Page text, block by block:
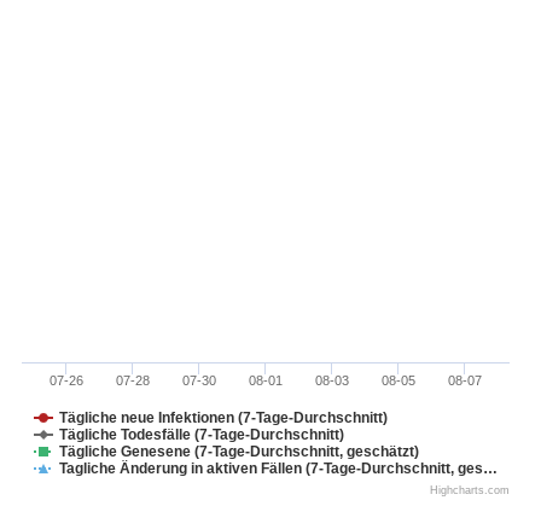
Tägliche neue Infektionen (7-Tage-Durchschnitt)
Tägliche Todesfälle (7-Tage-Durchschnitt)
Tägliche Genesene (7-Tage-Durchschnitt, geschätzt)
Tagliche Änderung in aktiven Fällen (7-Tage-Durchschnitt, ges…
07-26 07-28 07-30 08-01 08-03 08-05 08-07
Highcharts.com